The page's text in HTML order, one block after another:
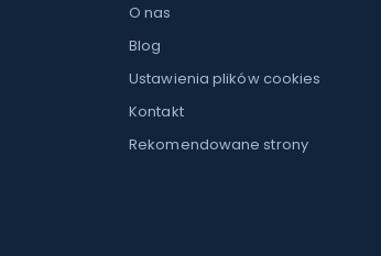
O nas
Blog
Ustawienia plików cookies
Kontakt
Rekomendowane strony